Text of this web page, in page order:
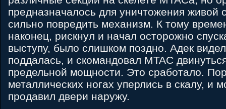
предназначалось для уничтожения живой
сильно повредить механизм. К тому
наконец, рискнул и начал осторожно
выступу, было слишком поздно. Адек
поддалась, и скомандовал MTAC
предельной мощности. Это сработало.
металлических ногах уперлись в скалу, и
продавил двери наружу.